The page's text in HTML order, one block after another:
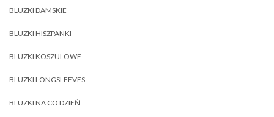
BLUZKI DAMSKIE
BLUZKI HISZPANKI
BLUZKI KOSZULOWE
BLUZKI LONGSLEEVES
BLUZKI NA CO DZIEŃ